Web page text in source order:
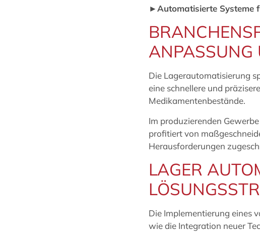
►Automatisierte Systeme
ANPASSUNG
Die Lagerautomatisierung
eine schnellere und
Medikamentenbestände.
Im produzierenden
profitiert von
Herausforderungen
LAGER
Die Implementierung eines
wie die Integration neuer